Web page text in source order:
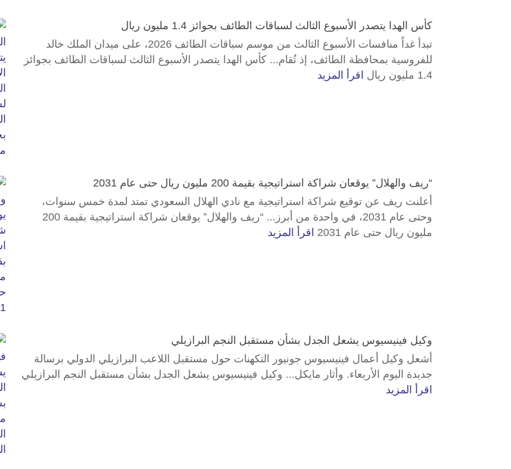
كأس الهدا يتصدر الأسبوع الثالث لسباقات الطائف بجوائز 1.4 مليون ريال
تبدأ غداً منافسات الأسبوع الثالث من موسم سباقات الطائف 2026، على ميدان الملك خالد
للفروسية بمحافظة الطائف، إذ تُقام... كأس الهدا يتصدر الأسبوع الثالث لسباقات الطائف بجوائز
1.4 مليون ريال
اقرأ المزيد
“ريف والهلال” يوقعان شراكة استراتيجية بقيمة 200 مليون ريال حتى عام 2031
أعلنت ريف عن توقيع شراكة استراتيجية مع نادي الهلال السعودي تمتد لمدة خمس سنوات،
وحتى عام 2031، في واحدة من أبرز... “ريف والهلال” يوقعان شراكة استراتيجية بقيمة 200
مليون ريال حتى عام 2031
اقرأ المزيد
وكيل فينيسيوس يشعل الجدل بشأن مستقبل النجم البرازيلي
أشعل وكيل أعمال فينيسيوس جونيور التكهنات حول مستقبل اللاعب البرازيلي ‌الدولي برسالة
جديدة اليوم الأربعاء. وأثار مايكل... وكيل فينيسيوس يشعل الجدل بشأن مستقبل النجم البرازيلي
اقرأ المزيد